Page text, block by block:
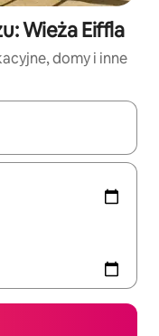
Wieża Eiffla
domy i inne
się po nich za